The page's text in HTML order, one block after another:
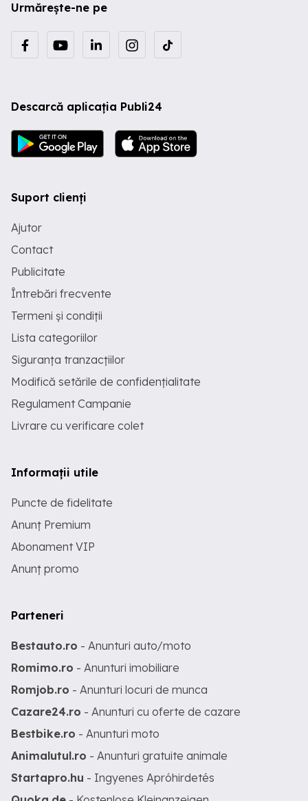
Urmărește-ne pe
Descarcă aplicația Publi24
Suport clienți
Ajutor
Contact
Publicitate
Întrebări frecvente
Termeni și condiții
Lista categoriilor
Siguranța tranzacțiilor
Modifică setările de confidențialitate
Regulament Campanie
Livrare cu verificare colet
Informații utile
Puncte de fidelitate
Anunț Premium
Abonament VIP
Anunț promo
Parteneri
Bestauto.ro - Anunturi auto/moto
Romimo.ro - Anunturi imobiliare
Romjob.ro - Anunturi locuri de munca
Cazare24.ro - Anunturi cu oferte de cazare
Bestbike.ro - Anunturi moto
Animalutul.ro - Anunturi gratuite animale
Startapro.hu - Ingyenes Apróhirdetés